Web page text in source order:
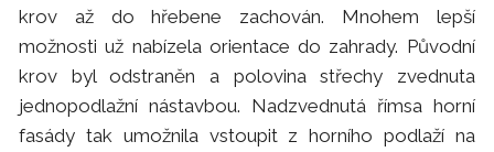
krov až do hřebene zachován. Mnohem lepší
možnosti už nabízela orientace do zahrady. Původní
krov byl odstraněn a polovina střechy zvednuta
jednopodlažní nástavbou. Nadzvednutá římsa horní
fasády tak umožnila vstoupit z horního podlaží na